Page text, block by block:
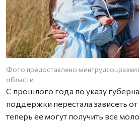
Фото предоставлено
области
С прошлого года по указу
поддержки перестала зависеть
теперь ее могут получить все